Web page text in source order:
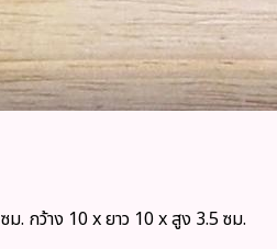
. กว้าง 10 x ยาว 10 x สูง 3.5 ซม.